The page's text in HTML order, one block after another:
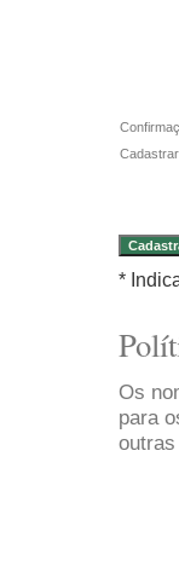
*
Os
para